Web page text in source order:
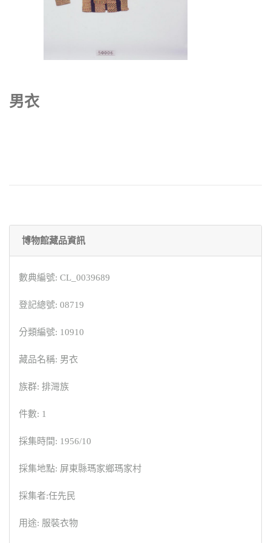
男衣
博物館藏品資訊
數典編號: CL_0039689
登記總號: 08719
分類編號: 10910
藏品名稱: 男衣
族群: 排灣族
件數: 1
採集時間: 1956/10
採集地點: 屏東縣瑪家鄉瑪家村
採集者:任先民
用途: 服裝衣物